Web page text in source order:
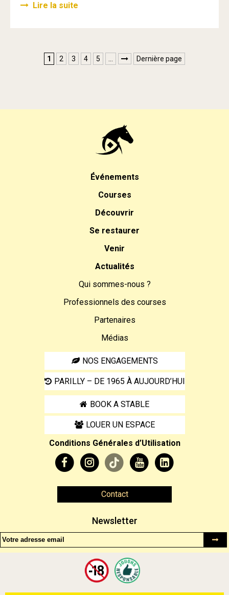
Lire la suite
1 2 3 4 5  Dernière page
Événements
Courses
Découvrir
Se restaurer
Venir
Actualités
Qui sommes-nous ?
Professionnels des courses
Partenaires
Médias
NOS ENGAGEMENTS
PARILLY – DE 1965 À AUJOURD’HUI
BOOK A STABLE
LOUER UN ESPACE
Conditions Générales d’Utilisation
Contact
Newsletter